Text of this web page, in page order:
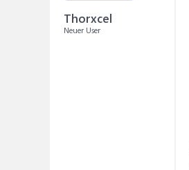
Thorxcel
Neuer User